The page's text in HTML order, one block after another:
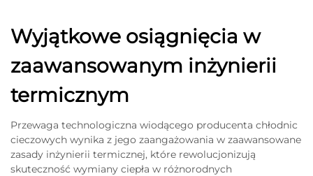
Wyjątkowe osiągnięcia w
zaawansowanym inżynierii
termicznym
Przewaga technologiczna wiodącego producenta chłodnic
cieczowych wynika z jego zaangażowania w zaawansowane
zasady inżynierii termicznej, które rewolucjonizują
skuteczność wymiany ciepła w różnorodnych